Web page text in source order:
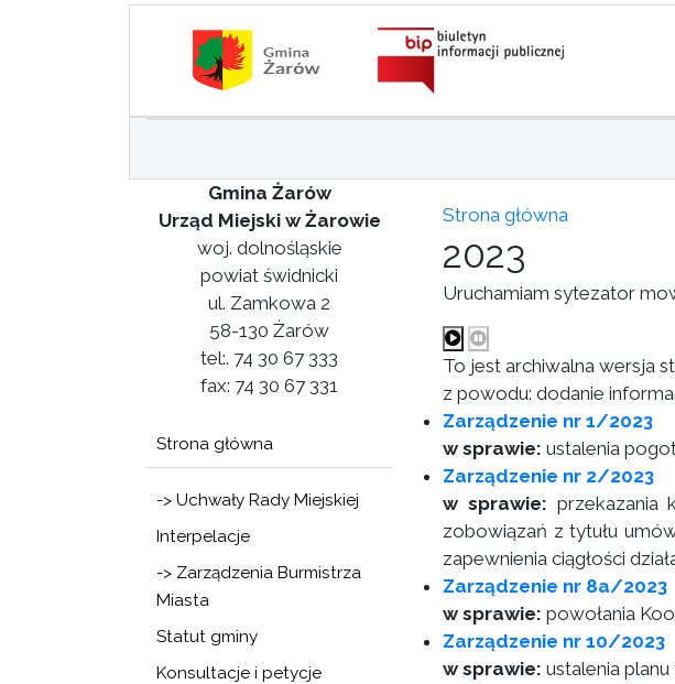
Gmina Żarów
Urząd Miejski w Żarowie
woj. dolnośląskie
powiat świdnicki
ul. Zamkowa 2
58-130 Żarów
tel:. 74 30 67 333
fax: 74 30 67 331
Strona główna
-> Uchwały Rady Miejskiej
Interpelacje
-> Zarządzenia Burmistrza
Miasta
Statut gminy
Konsultacje i petycje
Strona główna
2023
Uruchamiam sytezator
To jest archiwalna wersja
z powodu: dodanie
Zarządzenie nr 1/2023
w sprawie: ustalenia
Zarządzenie nr 2/2023
w sprawie: przekazania
zobowiązań z tytułu
zapewnienia ciągłości
Zarządzenie nr 8a/2023
w sprawie: powołania
Zarządzenie nr 10/2023
w sprawie: ustalenia